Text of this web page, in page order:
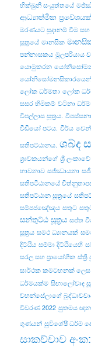
භික්‌ඛුනී සංයුත්‌තයේ
ආධ්‍යාත්මික
මරණයට සූදානම් වීම
සූත්‍රයේ මානසික
පන්නාසකය මූලපරියාය
යොමුකරන
යෝනිසෝමනසිකාරයෙන්
ලෝක ධර්මතා ලෝක
සසර හිමිකම් වටිනා
විපල්‌ලාස සූත්‍රය.
වීඩියෝ පටය. වීර්ය
සතිපට්ඨානය. ශබ්ද
ශ්‍රාවකයන්ගේ ශ්‍රී ලංකාවේ
භාවනාව සජ්ඣායනා
සතිපටිඨානයේ
සතිපට්ඨාන සූත්‍රයේ
සම්පජඤේඤය සතුට
සන්තුට්ඨ සූත්‍රය සප්ත
සූත්‍රය සමථ ධ්‍යානයක්
දිට්ඨිය සම්මා දිට්ඨියෙහි
සරල සහ ප්‍රායෝගික ස්ත්‍රී
සාර්ථක කමටහනක් ලෙස
ධර්මයක්ම සිඟාලෝවාද
වහන්සේලාගේ
විවරණ 2022 සුතමය
ගුණයන් සුවිශේෂී ධර්ම
සාකච්චාව